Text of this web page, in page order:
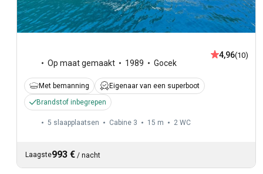
Op maat gemaakt 1989 Gocek
4,96(10)
Met bemanning
Eigenaar van een superboot
Brandstof inbegrepen
5 slaapplaatsen Cabine 3 15 m 2 WC
Laagste993 € / nacht